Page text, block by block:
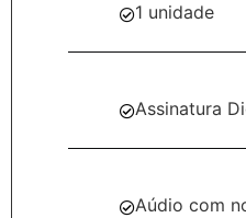
1 unidade
Assinatura
Aúdio com